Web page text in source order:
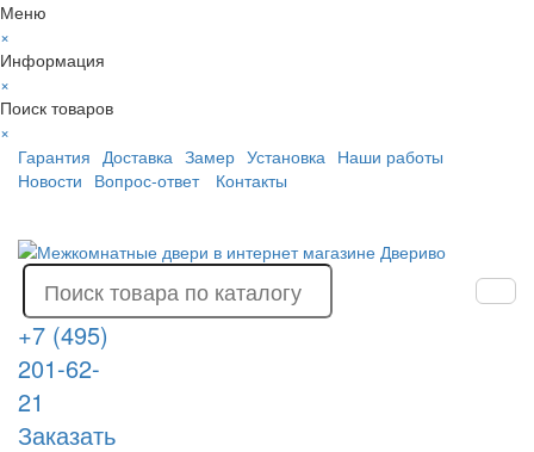
Меню
×
Информация
×
Поиск товаров
×
Гарантия Доставка Замер Установка Наши работы
Новости Вопрос-ответ Контакты
+7 (495)
201-62-
21
Заказать